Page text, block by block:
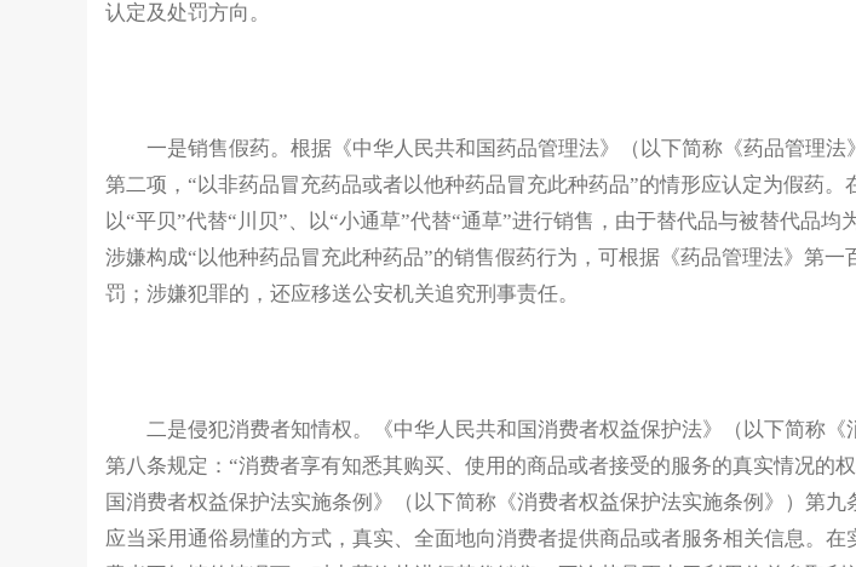
认定及处罚方向。
一是销售假药。根据《中华人民共和国药品管理法》（以下简称《药品管理法
第二项，“以非药品冒充药品或者以他种药品冒充此种药品”的情形应认定为假药。
以“平贝”代替“川贝”、以“小通草”代替“通草”进行销售，由于替代品与被替代品均
涉嫌构成“以他种药品冒充此种药品”的销售假药行为，可根据《药品管理法》第一
罚；涉嫌犯罪的，还应移送公安机关追究刑事责任。
二是侵犯消费者知情权。《中华人民共和国消费者权益保护法》（以下简称《
第八条规定：“消费者享有知悉其购买、使用的商品或者接受的服务的真实情况的
国消费者权益保护法实施条例》（以下简称《消费者权益保护法实施条例》）第九
应当采用通俗易懂的方式，真实、全面地向消费者提供商品或者服务相关信息。在